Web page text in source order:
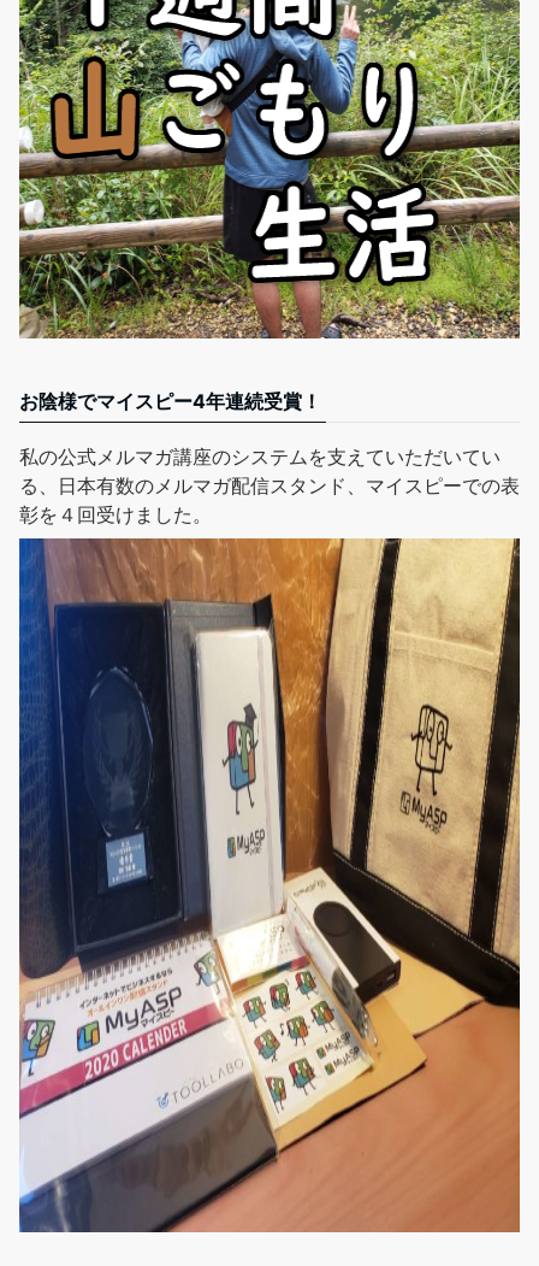
お陰様でマイスピー4年連続受賞！
私の公式メルマガ講座のシステムを支えていただいてい
る、日本有数のメルマガ配信スタンド、マイスピーでの表
彰を４回受けました。